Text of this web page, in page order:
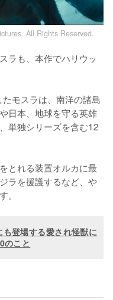
All Rights Reserved.
ラも、本作でハリウッ
モスラは、南洋の諸島
日本、地球を守る英雄
単独シリーズを含む12
とれる装置オルカに最
ラを援護するなど、や
登場する愛され怪獣に
のこと